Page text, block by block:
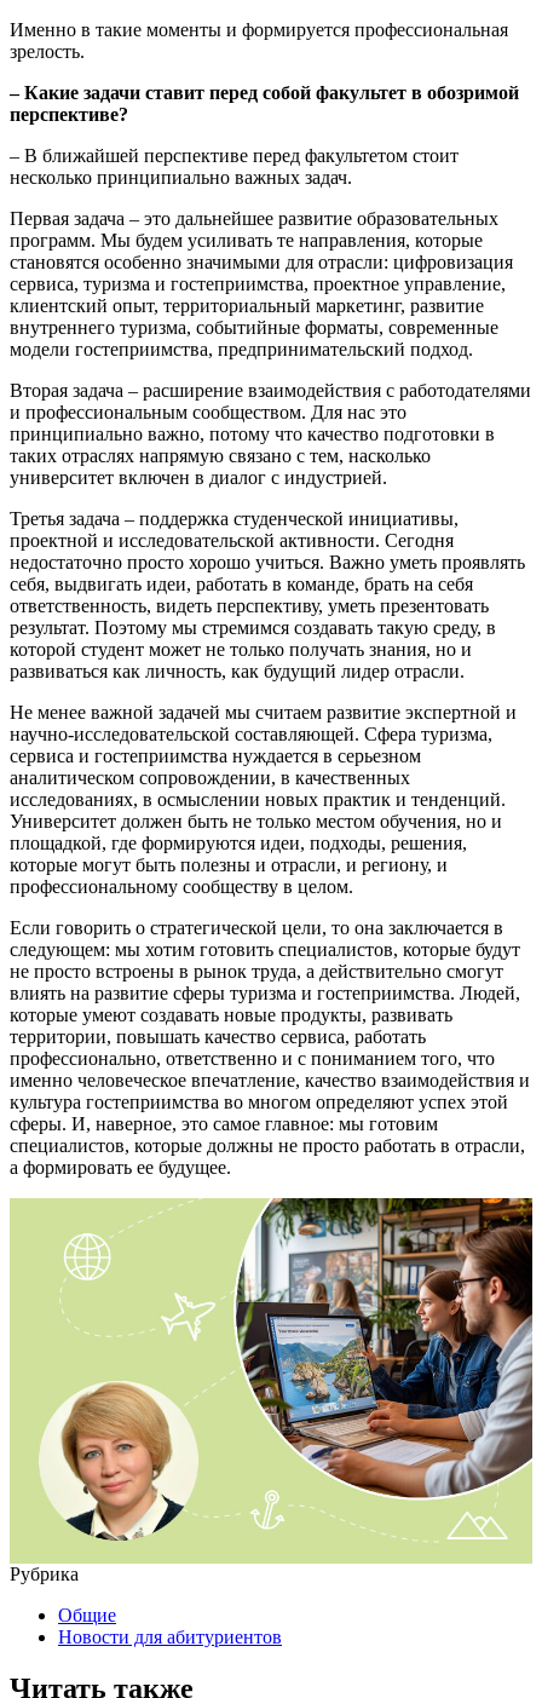
Именно в такие моменты и формируется профессиональная
зрелость.
– Какие задачи ставит перед собой факультет в обозримой
перспективе?
– В ближайшей перспективе перед факультетом стоит
несколько принципиально важных задач.
Первая задача – это дальнейшее развитие образовательных
программ. Мы будем усиливать те направления, которые
становятся особенно значимыми для отрасли: цифровизация
сервиса, туризма и гостеприимства, проектное управление,
клиентский опыт, территориальный маркетинг, развитие
внутреннего туризма, событийные форматы, современные
модели гостеприимства, предпринимательский подход.
Вторая задача – расширение взаимодействия с работодателями
и профессиональным сообществом. Для нас это
принципиально важно, потому что качество подготовки в
таких отраслях напрямую связано с тем, насколько
университет включен в диалог с индустрией.
Третья задача – поддержка студенческой инициативы,
проектной и исследовательской активности. Сегодня
недостаточно просто хорошо учиться. Важно уметь проявлять
себя, выдвигать идеи, работать в команде, брать на себя
ответственность, видеть перспективу, уметь презентовать
результат. Поэтому мы стремимся создавать такую среду, в
которой студент может не только получать знания, но и
развиваться как личность, как будущий лидер отрасли.
Не менее важной задачей мы считаем развитие экспертной и
научно-исследовательской составляющей. Сфера туризма,
сервиса и гостеприимства нуждается в серьезном
аналитическом сопровождении, в качественных
исследованиях, в осмыслении новых практик и тенденций.
Университет должен быть не только местом обучения, но и
площадкой, где формируются идеи, подходы, решения,
которые могут быть полезны и отрасли, и региону, и
профессиональному сообществу в целом.
Если говорить о стратегической цели, то она заключается в
следующем: мы хотим готовить специалистов, которые будут
не просто встроены в рынок труда, а действительно смогут
влиять на развитие сферы туризма и гостеприимства. Людей,
которые умеют создавать новые продукты, развивать
территории, повышать качество сервиса, работать
профессионально, ответственно и с пониманием того, что
именно человеческое впечатление, качество взаимодействия и
культура гостеприимства во многом определяют успех этой
сферы. И, наверное, это самое главное: мы готовим
специалистов, которые должны не просто работать в отрасли,
а формировать ее будущее.
Рубрика
Общие
Новости для абитуриентов
Читать также